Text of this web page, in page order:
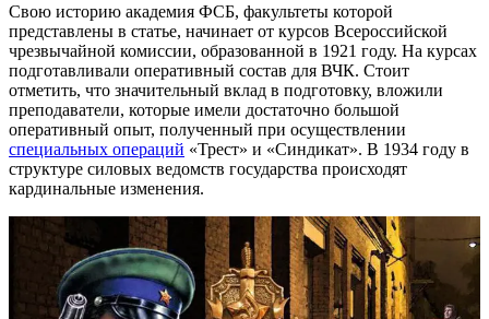
Свою историю академия ФСБ, факультеты которой
представлены в статье, начинает от курсов Всероссийской
чрезвычайной комиссии, образованной в 1921 году. На курсах
подготавливали оперативный состав для ВЧК. Стоит
отметить, что значительный вклад в подготовку, вложили
преподаватели, которые имели достаточно большой
оперативный опыт, полученный при осуществлении
специальных операций «Трест» и «Синдикат». В 1934 году в
структуре силовых ведомств государства происходят
кардинальные изменения.